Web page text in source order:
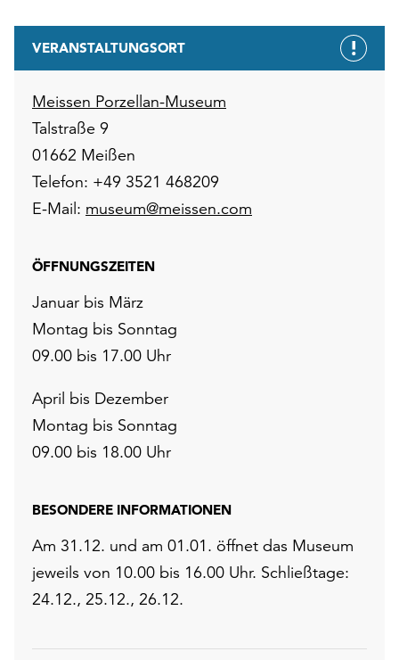
VERANSTALTUNGSORT
Meissen Porzellan-Museum
Talstraße 9
01662 Meißen
Telefon: +49 3521 468209
E-Mail: museum@meissen.com
ÖFFNUNGSZEITEN
Januar bis März
Montag bis Sonntag
09.00 bis 17.00 Uhr
April bis Dezember
Montag bis Sonntag
09.00 bis 18.00 Uhr
BESONDERE INFORMATIONEN
Am 31.12. und am 01.01. öffnet das Museum
jeweils von 10.00 bis 16.00 Uhr. Schließtage:
24.12., 25.12., 26.12.